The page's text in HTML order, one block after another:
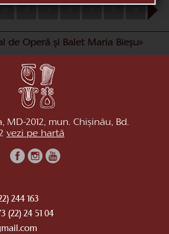
10
de Operă și Balet Maria Bieșu»
MD-2012, mun. Chișinău, Bd.
vezi pe hartă
244 163
(22) 24 51 04